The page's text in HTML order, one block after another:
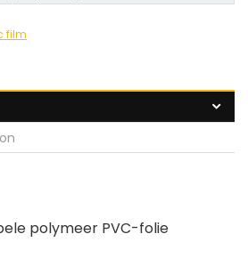
film
polymeer PVC-folie